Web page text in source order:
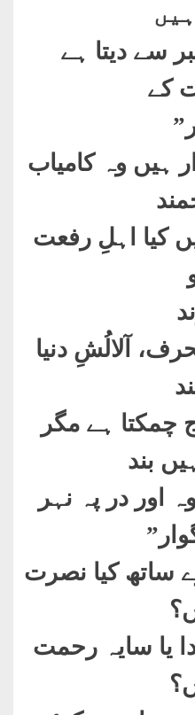
سے دیتا ہے
کے
”
ہیں وہ کامیاب
کیا اہلِ رفعت
آلالُشِ دنیا
ہے مگر
بند
اور در پہ نہر
”
ساتھ کیا نصرت
یا سایہ رحمت